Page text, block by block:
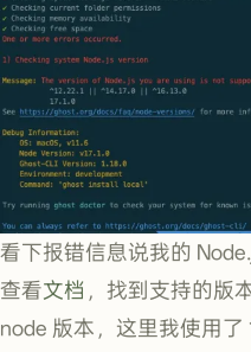
看下报错信息说我的
查看文档 ，找到支持的版
node 版本，这里我使用了